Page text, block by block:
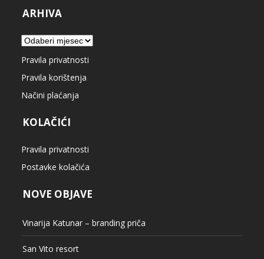
ARHIVA
Arhiva
Pravila privatnosti
Pravila korištenja
Načini plaćanja
KOLAČIĆI
Pravila privatnosti
Postavke kolačića
NOVE OBJAVE
Vinarija Katunar – branding priča
San Vito resort